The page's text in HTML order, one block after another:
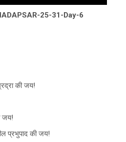
25-31-Day-6
की जय!
जय!
प्रभुपाद की जय!